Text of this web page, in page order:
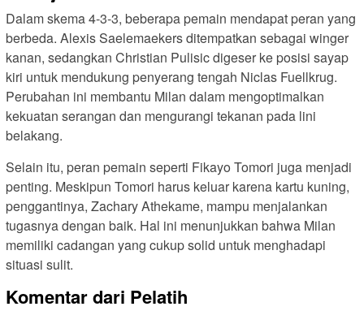
Dalam skema 4-3-3, beberapa pemain mendapat peran yang
berbeda. Alexis Saelemaekers ditempatkan sebagai winger
kanan, sedangkan Christian Pulisic digeser ke posisi sayap
kiri untuk mendukung penyerang tengah Niclas Fuellkrug.
Perubahan ini membantu Milan dalam mengoptimalkan
kekuatan serangan dan mengurangi tekanan pada lini
belakang.
Selain itu, peran pemain seperti Fikayo Tomori juga menjadi
penting. Meskipun Tomori harus keluar karena kartu kuning,
penggantinya, Zachary Athekame, mampu menjalankan
tugasnya dengan baik. Hal ini menunjukkan bahwa Milan
memiliki cadangan yang cukup solid untuk menghadapi
situasi sulit.
Komentar dari Pelatih